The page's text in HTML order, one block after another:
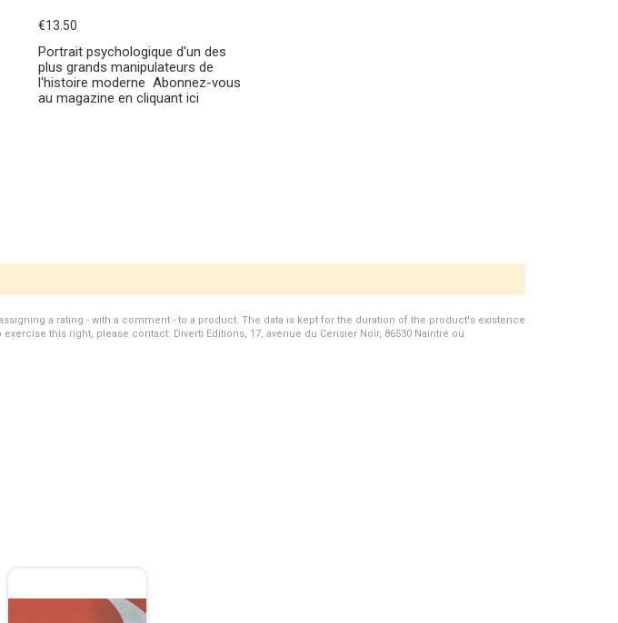
€13.50
Portrait psychologique d'un des
plus grands manipulateurs de
l'histoire moderne Abonnez-vous
au magazine en cliquant ici
a rating - with a comment - to a product. The data is kept for the duration of the product's existence
this right, please contact: Diverti Editions, 17, avenue du Cerisier Noir, 86530 Naintré ou